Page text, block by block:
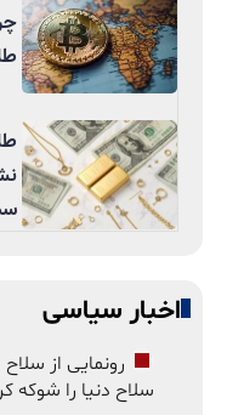
اخبار سیاسی
رونمایی از
سلاح دنیا را شوکه